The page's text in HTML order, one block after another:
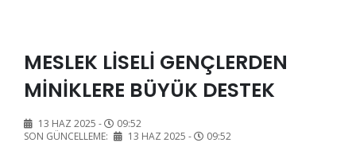
MESLEK LİSELİ GENÇLERDEN
MİNİKLERE BÜYÜK DESTEK
13 HAZ 2025 -
09:52
SON GÜNCELLEME:
13 HAZ 2025 - 09:52